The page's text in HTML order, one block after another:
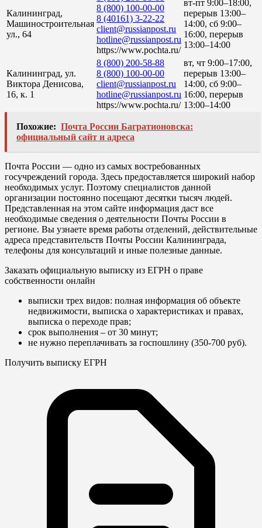
Калининград,
Машиностроительная
ул., 64
8 (800) 100-00-00
8 (40161) 3-22-22
client@russianpost.ru
hotline@russianpost.ru
https://www.pochta.ru/
вт-пт 9:00–18:00,
перерыв 13:00–
14:00, сб 9:00–
16:00, перерыв
13:00–14:00
Калининград, ул.
Виктора Денисова,
16, к. 1
8 (800) 200-58-88
8 (800) 100-00-00
client@russianpost.ru
hotline@russianpost.ru
https://www.pochta.ru/
вт, чт 9:00–17:00,
перерыв 13:00–
14:00, сб 9:00–
16:00, перерыв
13:00–14:00
Похожие: Почта России Багратионовска:
официальный сайт и адреса
Почта России — одно из самых востребованных
госучреждений города. Здесь предоставляется широкий набор
необходимых услуг. Поэтому специалистов данной
организации постоянно посещают десятки тысяч людей.
Представленная на этом сайте информация даст все
необходимые сведения о деятельности Почты России в
регионе. Вы узнаете время работы отделений, действительные
адреса представительств Почты России Калининграда,
телефоны для консультаций и иные полезные данные.
Заказать официальную выписку из ЕГРН о праве
собственности онлайн
выписки трех видов: полная информация об объекте
недвижимости, выписка о характеристиках и правах,
выписка о переходе прав;
срок выполнения – от 30 минут;
не нужно переплачивать за госпошлину (350-700 руб).
Получить выписку ЕГРН